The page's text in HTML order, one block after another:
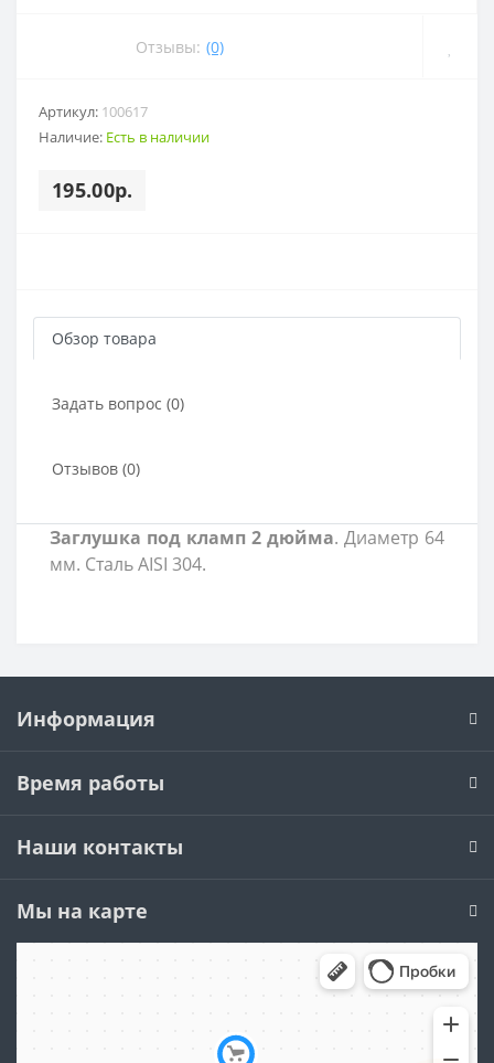
Отзывы: (0)
Артикул: 100617
Наличие: Есть в наличии
195.00р.
Обзор товара
Задать вопрос (0)
Отзывов (0)
Заглушка под кламп 2 дюйма. Диаметр 64
мм. Сталь AISI 304.
Информация
Время работы
Наши контакты
Мы на карте